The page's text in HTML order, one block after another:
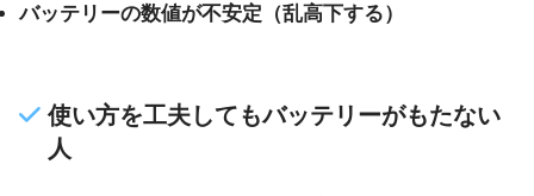
バッテリーの数値が不安定（乱高下する）
使い方を工夫してもバッテリーがもたない
人